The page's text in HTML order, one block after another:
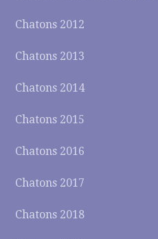
Chatons 2012
Chatons 2013
Chatons 2014
Chatons 2015
Chatons 2016
Chatons 2017
Chatons 2018